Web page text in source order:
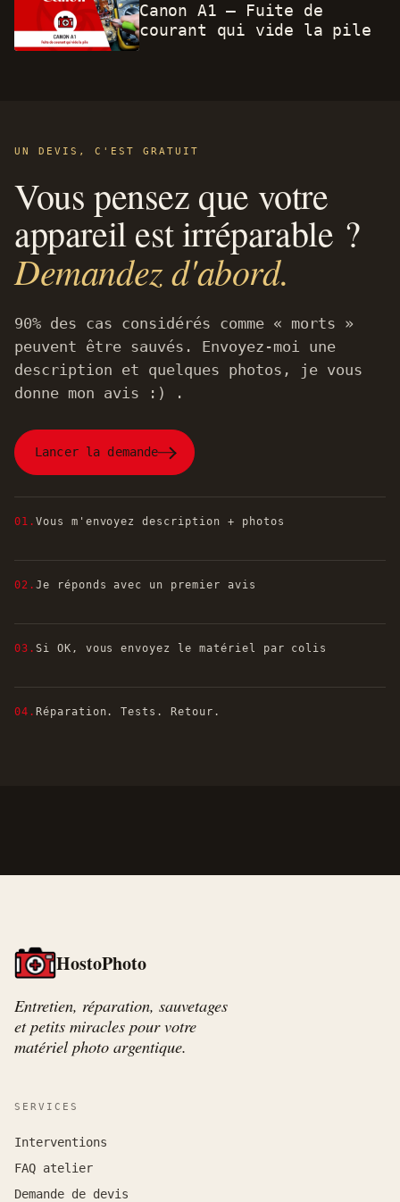
Canon A1 – Fuite de
courant qui vide la pile
UN DEVIS, C'EST GRATUIT
Vous pensez que votre
appareil est irréparable ?
Demandez d'abord.
90% des cas considérés comme « morts »
peuvent être sauvés. Envoyez-moi une
description et quelques photos, je vous
donne mon avis :) .
Lancer la demande
01. Vous m'envoyez description + photos
02. Je réponds avec un premier avis
03. Si OK, vous envoyez le matériel par colis
04. Réparation. Tests. Retour.
HostoPhoto
Entretien, réparation, sauvetages
et petits miracles pour votre
matériel photo argentique.
SERVICES
Interventions
FAQ atelier
Demande de devis